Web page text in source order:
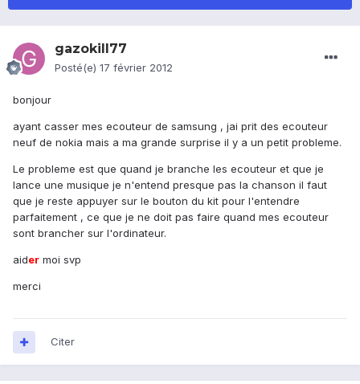
gazokill77
Posté(e) 17 février 2012
bonjour
ayant casser mes ecouteur de samsung , jai prit des ecouteur
neuf de nokia mais a ma grande surprise il y a un petit probleme.
Le probleme est que quand je branche les ecouteur et que je
lance une musique je n'entend presque pas la chanson il faut
que je reste appuyer sur le bouton du kit pour l'entendre
parfaitement , ce que je ne doit pas faire quand mes ecouteur
sont brancher sur l'ordinateur.
aider moi svp
merci
Citer